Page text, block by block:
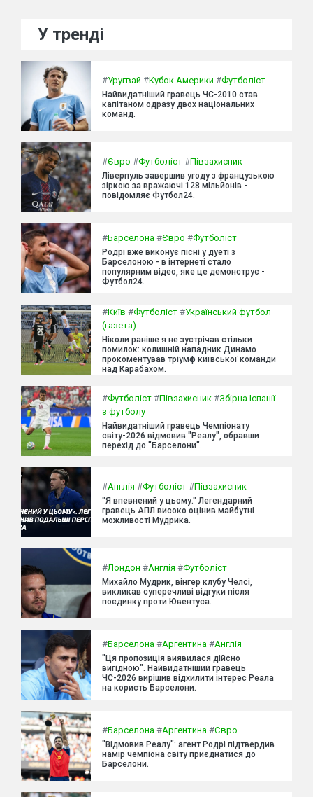
У тренді
#Уругвай #Кубок Америки #Футболіст
Найвидатніший гравець ЧС-2010 став
капітаном одразу двох національних
команд.
#Євро #Футболіст #Півзахисник
Ліверпуль завершив угоду з французькою
зіркою за вражаючі 128 мільйонів -
повідомляє Футбол24.
#Барселона #Євро #Футболіст
Родрі вже виконує пісні у дуеті з
Барселоною - в інтернеті стало
популярним відео, яке це демонструє -
Футбол24.
#Київ #Футболіст #Український футбол
(газета)
Ніколи раніше я не зустрічав стільки
помилок: колишній нападник Динамо
прокоментував тріумф київської команди
над Карабахом.
#Футболіст #Півзахисник #Збірна Іспанії
з футболу
Найвидатніший гравець Чемпіонату
світу-2026 відмовив "Реалу", обравши
перехід до "Барселони".
#Англія #Футболіст #Півзахисник
"Я впевнений у цьому." Легендарний
гравець АПЛ високо оцінив майбутні
можливості Мудрика.
#Лондон #Англія #Футболіст
Михайло Мудрик, вінгер клубу Челсі,
викликав суперечливі відгуки після
поєдинку проти Ювентуса.
#Барселона #Аргентина #Англія
"Ця пропозиція виявилася дійсно
вигідною". Найвидатніший гравець
ЧС-2026 вирішив відхилити інтерес Реала
на користь Барселони.
#Барселона #Аргентина #Євро
"Відмовив Реалу": агент Родрі підтвердив
намір чемпіона світу приєднатися до
Барселони.